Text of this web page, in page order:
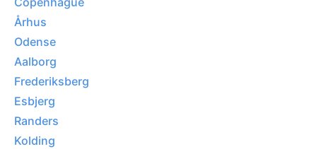
Århus
Odense
Aalborg
Frederiksberg
Esbjerg
Randers
Kolding